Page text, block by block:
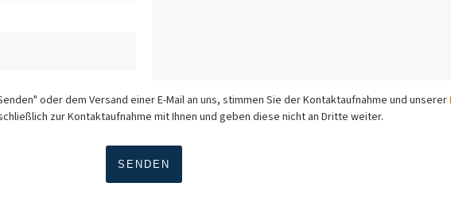
oder dem Versand einer E-Mail an uns, stimmen Sie der Kontaktaufnahme und unserer
zur Kontaktaufnahme mit Ihnen und geben diese nicht an Dritte weiter.